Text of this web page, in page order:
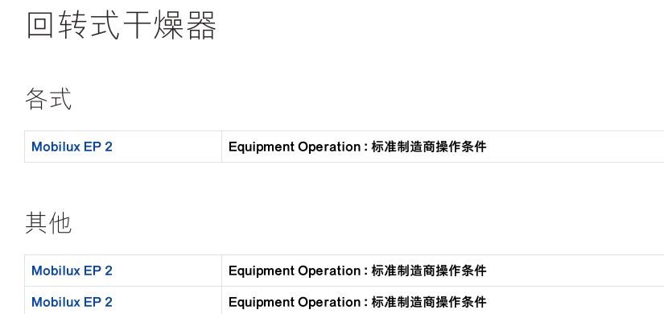
回转式干燥器
各式
Mobilux EP 2 Equipment Operation : 标准制造商操作条件
其他
Mobilux EP 2 Equipment Operation : 标准制造商操作条件
Mobilux EP 2 Equipment Operation : 标准制造商操作条件